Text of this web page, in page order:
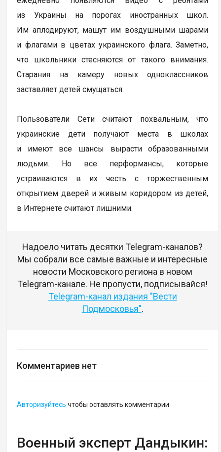
из Украины на порогах иностранных школ.
Им аплодируют, машут им воздушными шарами
и флагами в цветах украинского флага. Заметно,
что школьники стесняются от такого внимания.
Старания на камеру новых одноклассников
заставляет детей смущаться.
Пользователи Сети считают похвальным, что
украинские дети получают места в школах
и имеют все шансы вырасти образованными
людьми. Но все перформансы, которые
устраиваются в их честь с торжественным
открытием дверей и живым коридором из детей,
в Интернете считают лишними.
Надоело читать десятки Telegram-каналов?
Мы собрали все самые важные и интересные
новости Московского региона в новом
Telegram-канале. Не пропусти, подписывайся!
Telegram-канал издания "Вести
Подмосковья".
Комментариев нет
Авторизуйтесь чтобы оставлять комментарии
Военный эксперт Дандыкин: